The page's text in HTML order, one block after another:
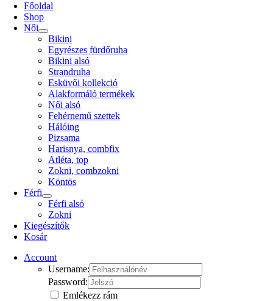
Főoldal
Shop
Női
Bikini
Egyrészes fürdőruha
Bikini alsó
Strandruha
Esküvői kollekció
Alakformáló termékek
Női alsó
Fehérnemű szettek
Hálóing
Pizsama
Harisnya, combfix
Atléta, top
Zokni, combzokni
Köntös
Férfi
Férfi alsó
Zokni
Kiegészítők
Kosár
Account
Username:
Password:
Emlékezz rám